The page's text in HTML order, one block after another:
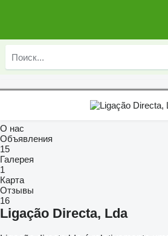
О нас
Объявления
15
Галерея
1
Карта
Отзывы
16
Ligação Directa, Lda